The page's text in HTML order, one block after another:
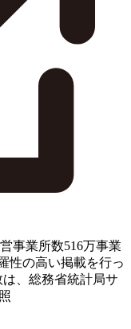
事業所数516万事業
性の高い掲載を行っ
、総務省統計局サ